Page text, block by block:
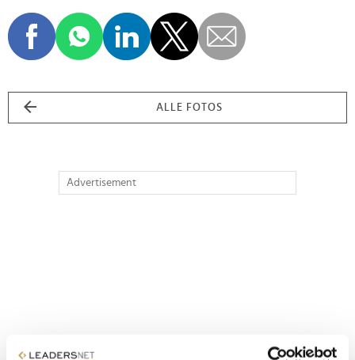
ALLE FOTOS
Advertisement